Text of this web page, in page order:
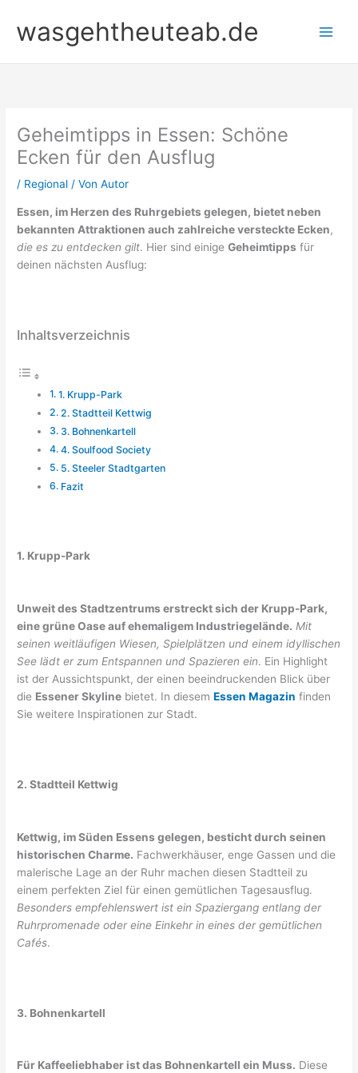
Inhalt
springen
wasgehtheuteab.de
Geheimtipps in Essen: Schöne
Ecken für den Ausflug
/ Regional / VonAutor
Essen, im Herzen des Ruhrgebiets gelegen, bietet neben
bekannten Attraktionen auch zahlreiche versteckte Ecken,
die es zu entdecken gilt. Hier sind einigeGeheimtipps für
deinen nächsten Ausflug:
Inhaltsverzeichnis
1. Krupp-Park
2. Stadtteil Kettwig
3. Bohnenkartell
4. Soulfood Society
5. Steeler Stadtgarten
Fazit
1. Krupp-Park
Unweit des Stadtzentrums erstreckt sich der Krupp-Park,
eine grüne Oase auf ehemaligem Industriegelände. Mit
seinen weitläufigen Wiesen, Spielplätzen und einem idyllischen
See lädt er zum Entspannen und Spazieren ein. Ein Highlight
ist der Aussichtspunkt, der einen beeindruckenden Blick über
die Essener Skyline bietet. In diesemEssen Magazin finden
Sie weitere Inspirationen zur Stadt.
2. Stadtteil Kettwig
Kettwig, im Süden Essens gelegen, besticht durch seinen
historischen Charme. Fachwerkhäuser, enge Gassen und die
malerische Lage an der Ruhr machen diesen Stadtteil zu
einem perfekten Ziel für einen gemütlichen Tagesausflug.
Besonders empfehlenswert ist ein Spaziergang entlang der
Ruhrpromenade oder eine Einkehr in eines der gemütlichen
Cafés.
3. Bohnenkartell
Für Kaffeeliebhaber ist das Bohnenkartell ein Muss. Diese